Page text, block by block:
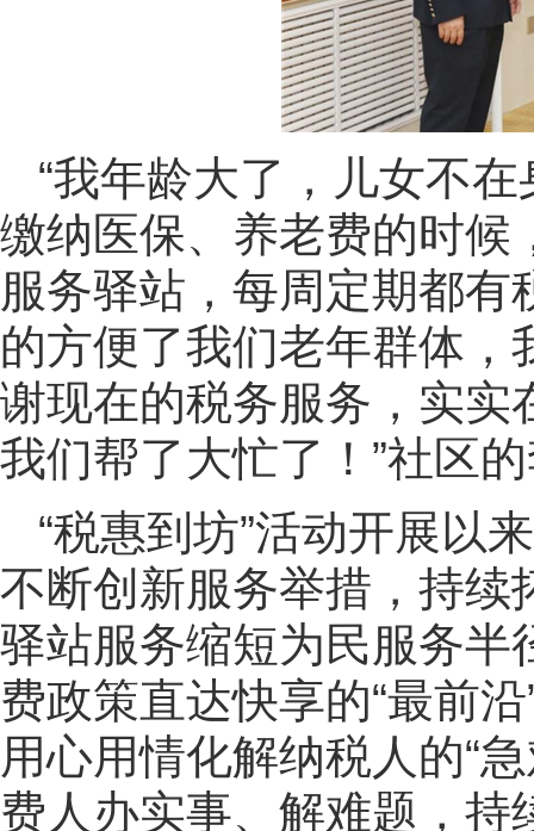
“我年龄大了，儿女不
缴纳医保、养老费的时候
服务驿站，每周定期都
的方便了我们老年群体
谢现在的税务服务，实实
我们帮了大忙了！”社区
“税惠到坊”活动开展以
不断创新服务举措，持续
驿站服务缩短为民服务半
费政策直达快享的“最前
用心用情化解纳税人的“
费人办实事、解难题，